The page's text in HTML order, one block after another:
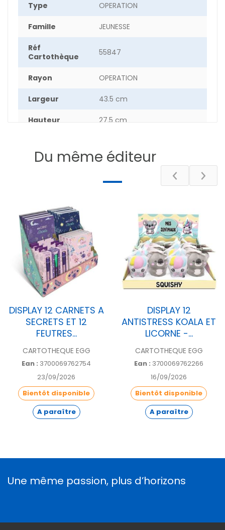
Type OPERATION
Famille JEUNESSE
Réf
Cartothèque
55847
Rayon OPERATION
Largeur 43.5 cm
Hauteur 27.5 cm
Poids 332 g
DESCRIPTIF
Du même éditeur
DISPLAY 12 CARNETS A
SECRETS ET 12
FEUTRES...
CARTOTHEQUE EGG
Ean : 3700069762754
23/09/2026
Bientôt disponible
A paraître
DISPLAY 12
ANTISTRESS KOALA ET
LICORNE -...
CARTOTHEQUE EGG
Ean : 3700069762266
16/09/2026
Bientôt disponible
A paraître
Une même passion, plus d’horizons